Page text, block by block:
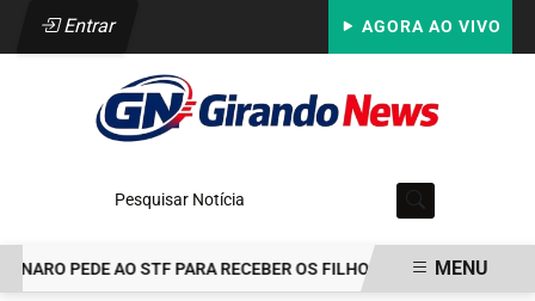
Entrar AGORA AO VIVO
Pesquisar Notícia
PEDE AO STF PARA RECEBER OS FILHOS NO DIA DOS PAIS
MENU